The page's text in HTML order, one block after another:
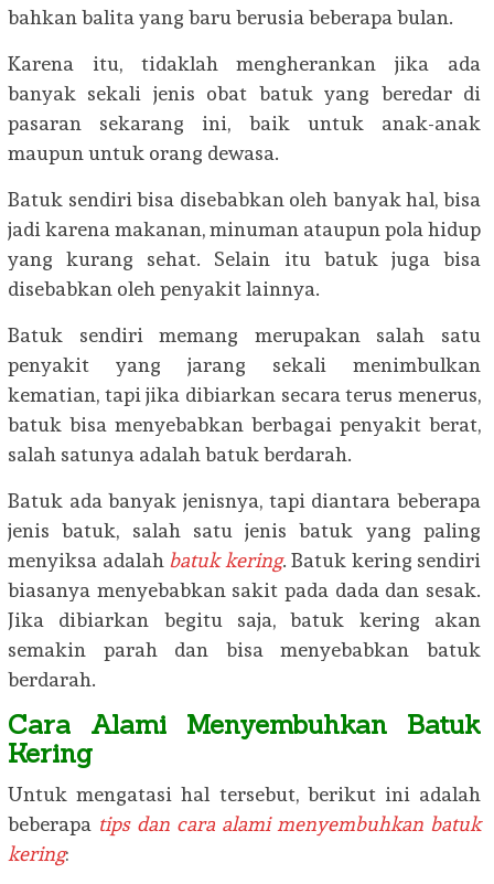
bahkan balita yang baru berusia beberapa bulan.
Karena itu, tidaklah mengherankan jika ada
banyak sekali jenis obat batuk yang beredar di
pasaran sekarang ini, baik untuk anak-anak
maupun untuk orang dewasa.
Batuk sendiri bisa disebabkan oleh banyak hal, bisa
jadi karena makanan, minuman ataupun pola hidup
yang kurang sehat. Selain itu batuk juga bisa
disebabkan oleh penyakit lainnya.
Batuk sendiri memang merupakan salah satu
penyakit yang jarang sekali menimbulkan
kematian, tapi jika dibiarkan secara terus menerus,
batuk bisa menyebabkan berbagai penyakit berat,
salah satunya adalah batuk berdarah.
Batuk ada banyak jenisnya, tapi diantara beberapa
jenis batuk, salah satu jenis batuk yang paling
menyiksa adalah batuk kering. Batuk kering sendiri
biasanya menyebabkan sakit pada dada dan sesak.
Jika dibiarkan begitu saja, batuk kering akan
semakin parah dan bisa menyebabkan batuk
berdarah.
Cara Alami Menyembuhkan Batuk
Kering
Untuk mengatasi hal tersebut, berikut ini adalah
beberapa tips dan cara alami menyembuhkan batuk
kering: